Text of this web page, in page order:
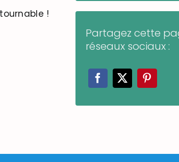
!
Partagez cette
réseaux sociaux :